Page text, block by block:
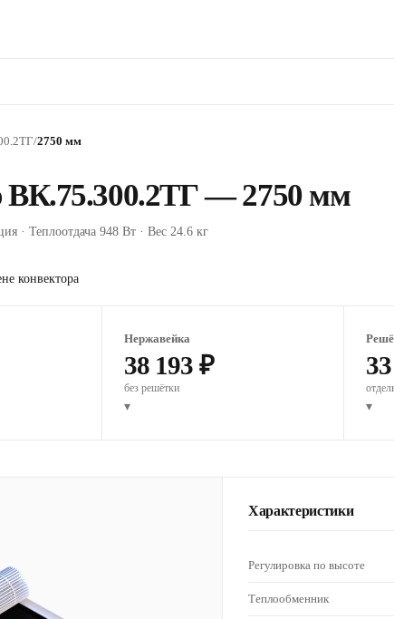
/2750 мм
ВК.75.300.2ТГ — 2750 мм
· Теплоотдача 948 Вт · Вес 24.6 кг
конвектора
Нержавейка
38 193 ₽
без решётки
▾ ▾
Характеристики
Регулировка по высоте
Теплообменник